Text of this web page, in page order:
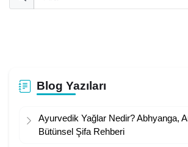
Blog Yazıları
Ayurvedik Yağlar Nedir? Abhyanga,
Bütünsel Şifa Rehberi